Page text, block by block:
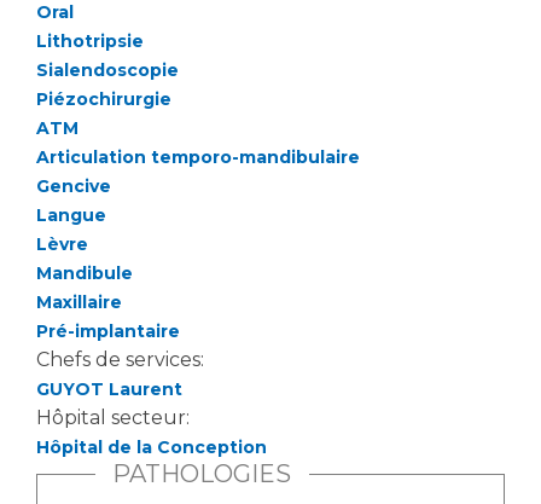
Oral
Lithotripsie
Sialendoscopie
Piézochirurgie
ATM
Articulation temporo-mandibulaire
Gencive
Langue
Lèvre
Mandibule
Maxillaire
Pré-implantaire
Chefs de services:
GUYOT Laurent
Hôpital secteur:
Hôpital de la Conception
PATHOLOGIES